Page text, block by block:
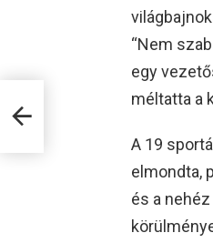
“Nem
egy
méltatta a
A 19
elmondta,
és a